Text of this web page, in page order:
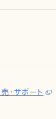
・サポート